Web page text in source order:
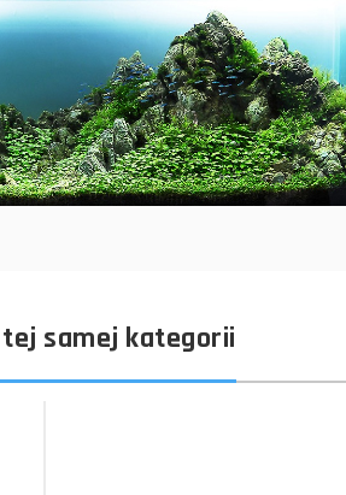
samej kategorii